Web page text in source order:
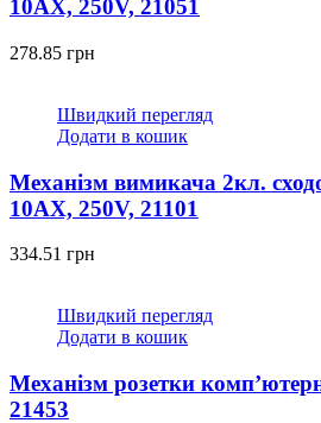
10АХ, 250V, 21051
278.85 грн
Швидкий перегляд
Додати в кошик
Механізм вимикача 2кл.
10АХ, 250V, 21101
334.51 грн
Швидкий перегляд
Додати в кошик
Механізм розетки
21453